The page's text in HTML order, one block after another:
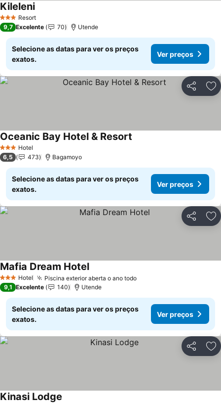
3 EstrelasResort
KileleniVer preços
9,7 Excelente 70 Utende
Selecione as datas para ver os preços
exatos.
Ver preços
Partilhar
3 EstrelasHotel
Oceanic Bay Hotel & Resort
6,5 473 Bagamoyo
Selecione as datas para ver os preços
exatos.
Ver preços
Partilhar
3 EstrelasHotel Piscina exterior aberta o ano todoVer preços
Mafia Dream HotelVer preços
9,1 Excelente 140 Utende
Selecione as datas para ver os preços
exatos.
Ver preços
Partilhar
Kinasi Lodge